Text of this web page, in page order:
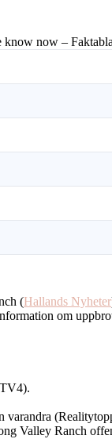
know now –
(Hallands Nyheter
om
varandra
Valley Ranch